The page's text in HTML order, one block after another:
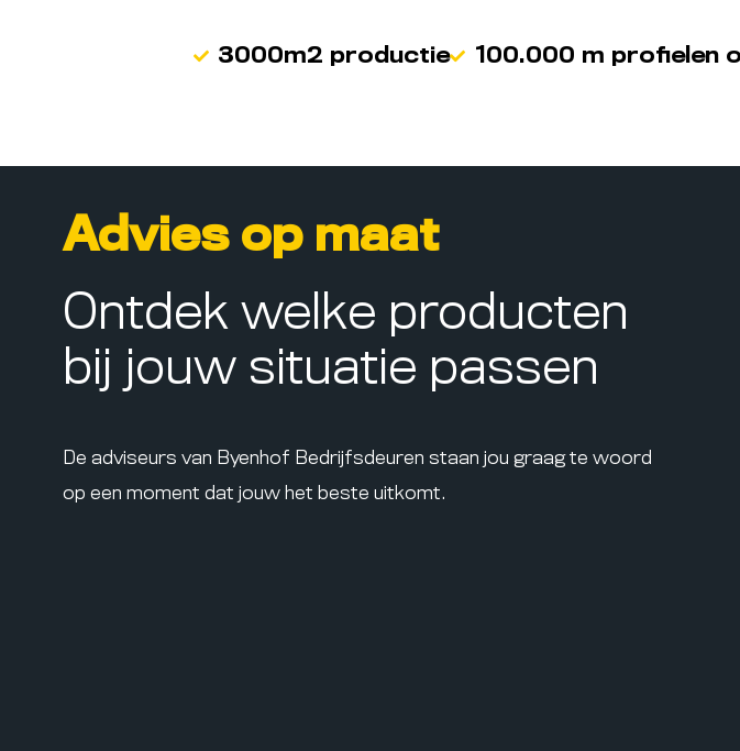
3000m2 productie 100.000 m profielen
Advies op maat
Ontdek welke producten
bij jouw situatie passen
De adviseurs van Byenhof Bedrijfsdeuren staan jou graag te woord
op een moment dat jouw het beste uitkomt.